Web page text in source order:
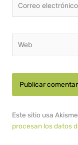
electrónico*
Este sitio usa
procesan los datos